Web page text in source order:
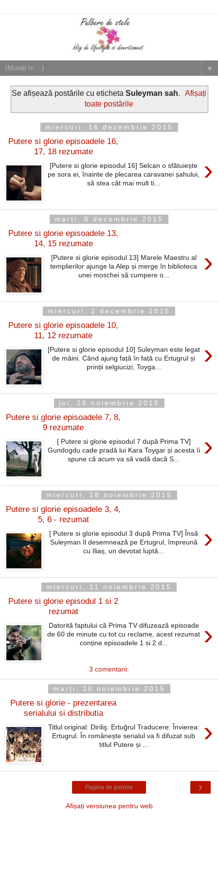
▼
Se afișează postările cu eticheta Suleyman sah.
Afișați
toate postările
miercuri, 16 decembrie 2015
Putere si glorie episoadele 16,
17, 18 rezumate
›
[Putere si glorie episodul 16] Selcan o sfătuiește
pe sora ei, înainte de plecarea caravanei șahului,
să stea cât mai mult ti...
marți, 8 decembrie 2015
Putere si glorie episoadele 13,
14, 15 rezumate
›
[Putere si glorie episodul 13] Marele Maestru al
templierilor ajunge la Alep și merge în biblioteca
unei moschei să cumpere o...
miercuri, 2 decembrie 2015
Putere si glorie episoadele 10,
11, 12 rezumate
›
[Putere si glorie episodul 10] Suleyman este legat
de mâini. Când ajung față în față cu Ertugrul și
prinții selgiucizi, Toyga...
joi, 26 noiembrie 2015
Putere si glorie episoadele 7, 8,
9 rezumate
›
[ Putere si glorie episodul 7 după Prima TV]
Gundogdu cade pradă lui Kara Toygar și acesta îi
spune că acum va să vadă dacă S...
miercuri, 18 noiembrie 2015
Putere si glorie episoadele 3, 4,
5, 6 - rezumat
›
[ Putere si glorie episodul 3 după Prima TV] Însă
Suleyman îl desemnează pe Ertugrul, împreună
cu Iliaș, un devotat luptă...
miercuri, 11 noiembrie 2015
Putere si glorie episodul 1 si 2
rezumat
›
Datorită faptului că Prima TV difuzează episoade
de 60 de minute cu tot cu reclame, acest rezumat
conține episoadele 1 si 2 d...
3 comentarii:
marți, 10 noiembrie 2015
Putere si glorie - prezentarea
serialului si distributia
›
Titlul original: Diriliş: Ertuğrul Traducere: Învierea:
Ertugrul. În românește serialul va fi difuzat sub
titlul Putere și ...
›
Pagina de pornire
Afișați versiunea pentru web